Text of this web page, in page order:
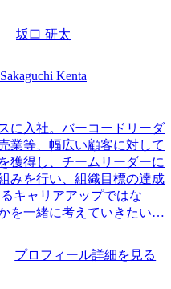
坂口 研太
Sakaguchi Kenta
に入社。バーコードリーダ
業等、幅広い顧客に対して
獲得し、チームリーダーに
みを行い、組織目標の達成
キャリアアップではな
を一緒に考えていきたいと
プロフィール詳細を見る